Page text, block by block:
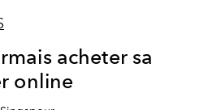
acheter sa
online